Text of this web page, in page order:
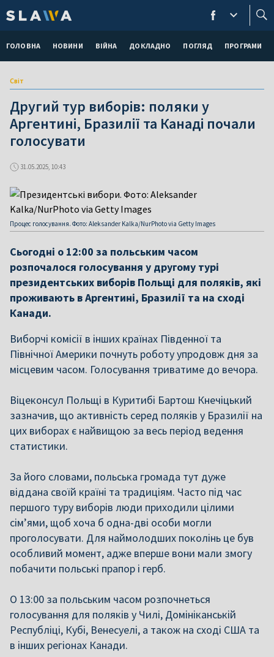
ГОЛОВНА НОВИНИ ВІЙНА ДОКЛАДНО ПОГЛЯД ПРОГРАМИ
Світ
Другий тур виборів: поляки у
Аргентині, Бразилії та Канаді почали
голосувати
31.05.2025, 10:43
Процес голосування. Фото: Aleksander Kalka/NurPhoto via Getty Images
Сьогодні о 12:00 за польським часом
розпочалося голосування у другому турі
президентських виборів Польщі для поляків, які
проживають в Аргентині, Бразилії та на сході
Канади.
Виборчі комісії в інших країнах Південної та
Північної Америки почнуть роботу упродовж дня за
місцевим часом. Голосування триватиме до вечора.
Віцеконсул Польщі в Куритибі Бартош Кнечіцький
зазначив, що активність серед поляків у Бразилії на
цих виборах є найвищою за весь період ведення
статистики.
За його словами, польська громада тут дуже
віддана своїй країні та традиціям. Часто під час
першого туру виборів люди приходили цілими
сім’ями, щоб хоча б одна-дві особи могли
проголосувати. Для наймолодших поколінь це був
особливий момент, адже вперше вони мали змогу
побачити польські прапор і герб.
О 13:00 за польським часом розпочнеться
голосування для поляків у Чилі, Домініканській
Республіці, Кубі, Венесуелі, а також на сході США та
в інших регіонах Канади.